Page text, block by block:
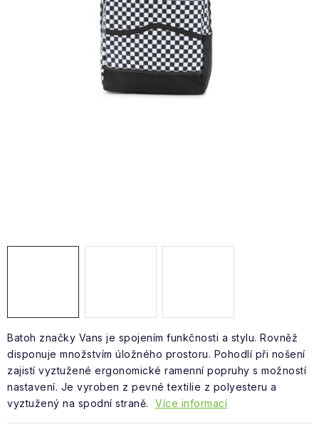
Batoh značky Vans je spojením funkčnosti a stylu. Rovněž
disponuje množstvím úložného prostoru. Pohodlí při nošení
zajistí vyztužené ergonomické ramenní popruhy s možností
nastavení. Je vyroben z pevné textilie z polyesteru a
vyztužený na spodní straně.
Více informací